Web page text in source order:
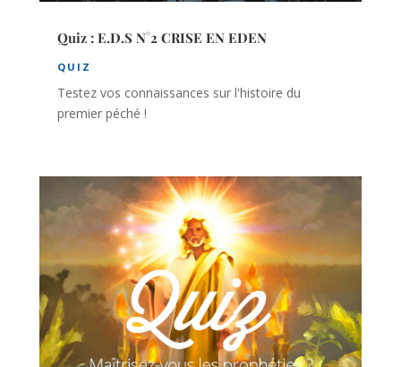
Quiz : E.D.S N°2 CRISE EN EDEN
QUIZ
Testez vos connaissances sur l'histoire du
premier péché !